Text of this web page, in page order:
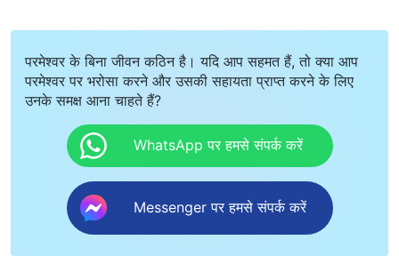
परमेश्वर के बिना जीवन कठिन है। यदि आप सहमत हैं, तो क्या आप
परमेश्वर पर भरोसा करने और उसकी सहायता प्राप्त करने के लिए
उनके समक्ष आना चाहते हैं?
WhatsApp पर हमसे संपर्क करें
Messenger पर हमसे संपर्क करें